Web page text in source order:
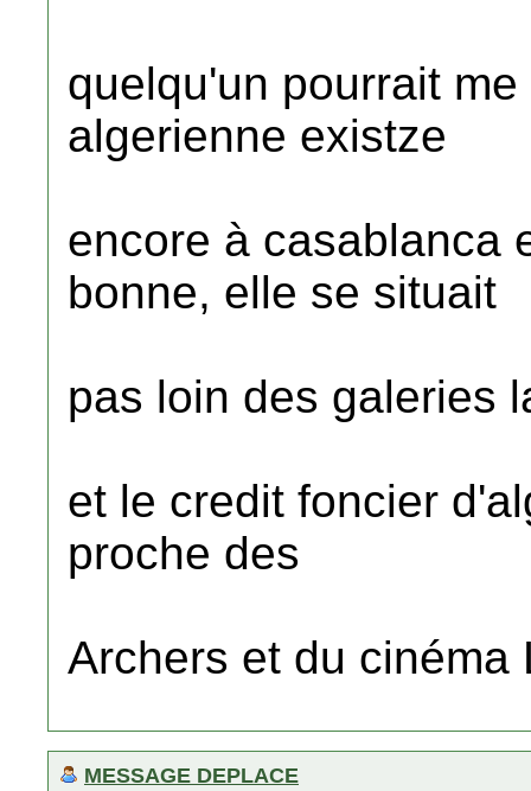
quelqu'un pourrait
algerienne existze
encore à casablanca
bonne, elle se situait
pas loin des galeries
et le credit foncier
proche des
Archers et du cinéma
MESSAGE DEPLACE